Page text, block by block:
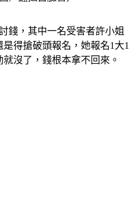
得搶破頭報名，她報名1大1
就沒了，錢根本拿不回來。